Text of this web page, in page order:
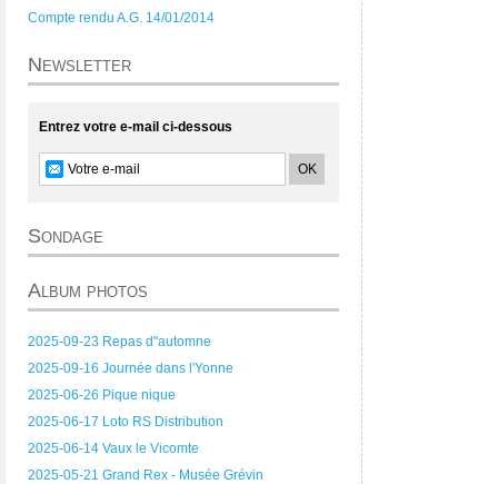
Compte rendu A.G. 14/01/2014
Newsletter
Entrez votre e-mail ci-dessous
Sondage
Album photos
2025-09-23 Repas d"automne
2025-09-16 Journée dans l'Yonne
2025-06-26 Pique nique
2025-06-17 Loto RS Distribution
2025-06-14 Vaux le Vicomte
2025-05-21 Grand Rex - Musée Grévin